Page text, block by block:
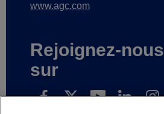
www.agc.com
Rejoignez-nous
sur